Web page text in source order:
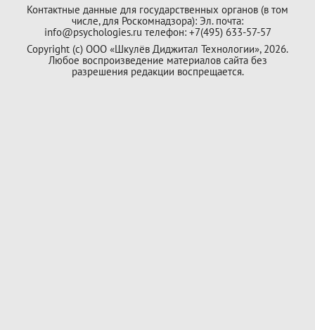
Контактные данные для государственных органов (в том
числе, для Роскомнадзора): Эл. почта:
info@psychologies.ru телефон: +7(495) 633-57-57
Copyright (с) ООО «Шкулёв Диджитал Технологии», 2026.
Любое воспроизведение материалов сайта без
разрешения редакции воспрещается.